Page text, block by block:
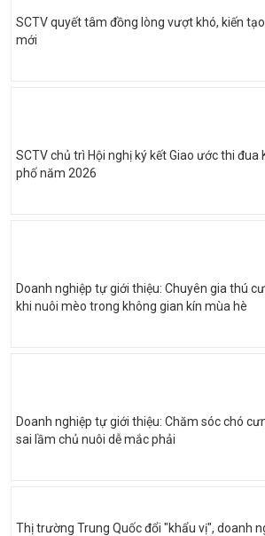
SCTV quyết tâm đồng lòng vượt khó, kiến
mới
SCTV chủ trì Hội nghị ký kết Giao ước thi đua
phố năm 2026
Doanh nghiệp tự giới thiệu: Chuyên gia thú
khi nuôi mèo trong không gian kín mùa hè
Doanh nghiệp tự giới thiệu: Chăm sóc chó
sai lầm chủ nuôi dễ mắc phải
Thị trường Trung Quốc đổi "khẩu vị", doanh